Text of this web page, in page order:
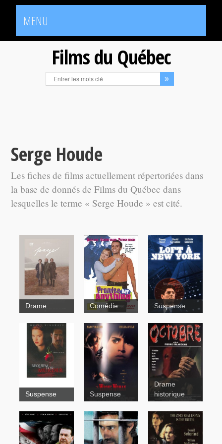
MENU
Films du Québec
Serge Houde
Les fiches de films actuellement répertoriées dans
la base de donnés de Films du Québec dans
lesquelles le terme « Serge Houde » est cité.
Pays
Drame
Taxman
Comédie Sublet
Loft
à New York
Suspense
Requiem for
murder
Suspense
The
Wrong
Suspense
Drame
historique